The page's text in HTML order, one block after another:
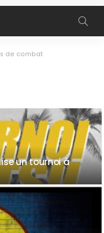
de combat
un tournoi à